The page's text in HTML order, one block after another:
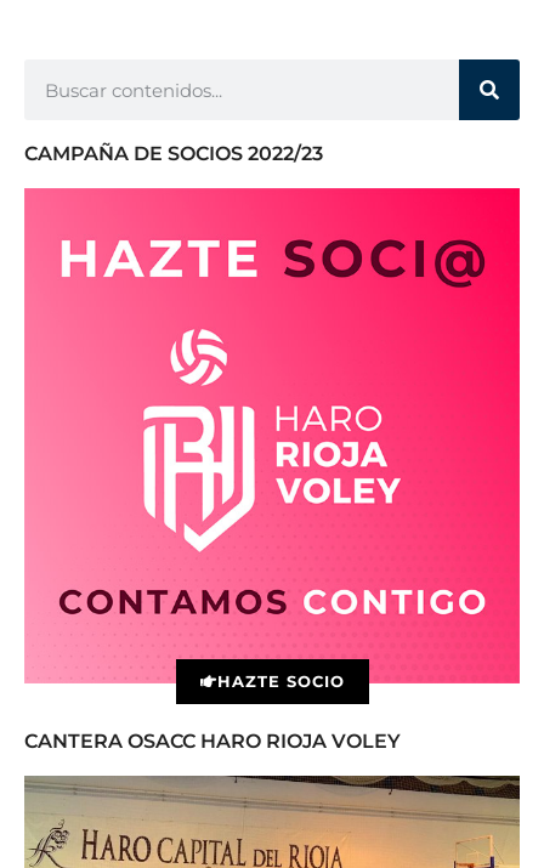
CAMPAÑA DE SOCIOS 2022/23
HAZTE SOCIO
CANTERA OSACC HARO RIOJA VOLEY